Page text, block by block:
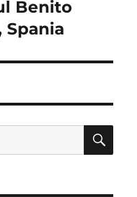
Benito
Spania